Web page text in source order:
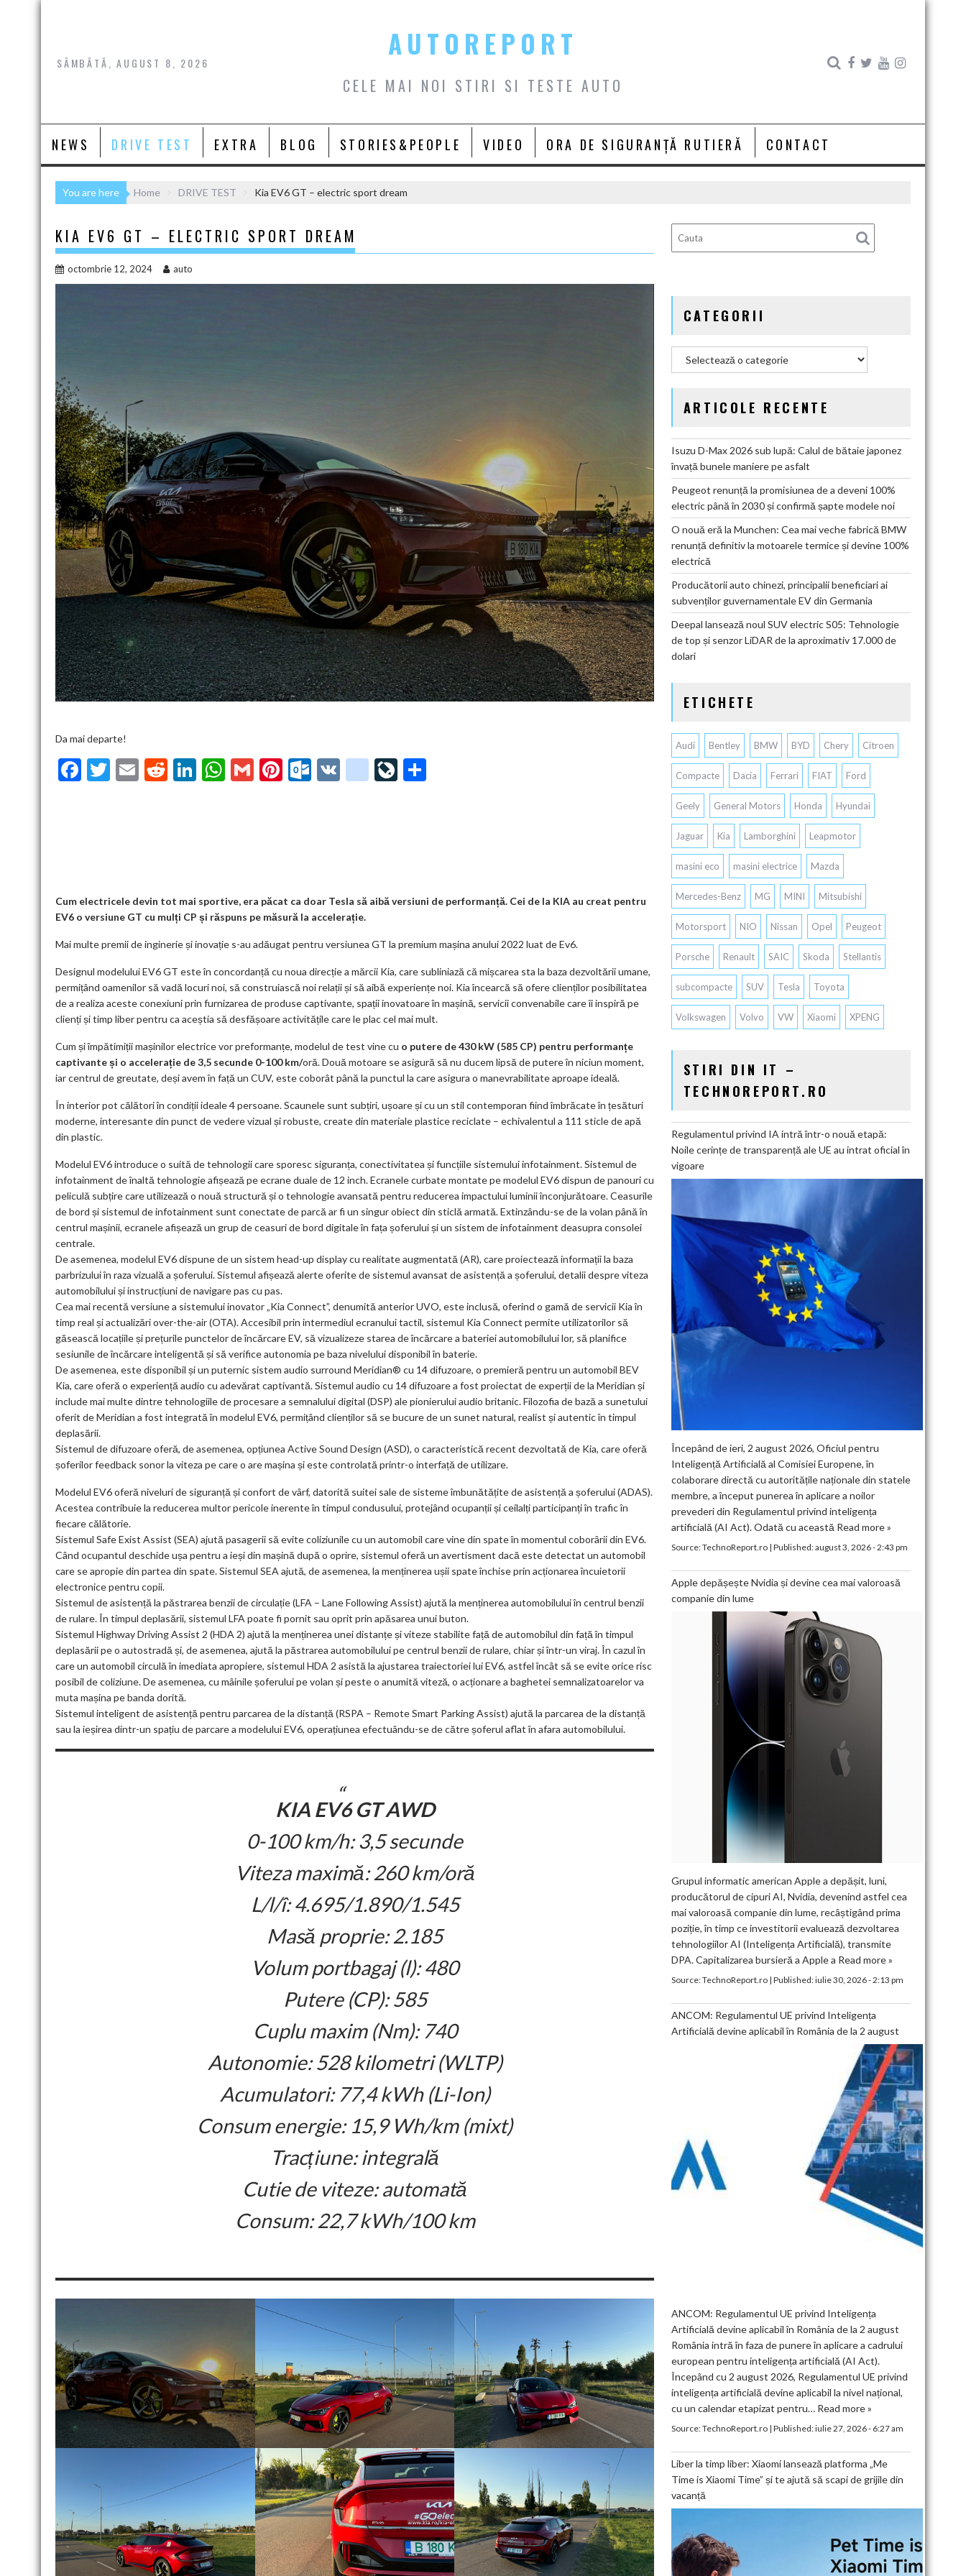
Skip
SÂMBĂTĂ, AUGUST 8, 2026
AUTOREPORT
CELE MAI NOI STIRI SI TESTE AUTO
NEWS DRIVE TEST EXTRA BLOG STORIES&PEOPLE VIDEO ORA DE SIGURANȚĂ RUTIERĂ CONTACT
You are here Home DRIVE TEST Kia EV6 GT – electric sport dream
KIA EV6 GT – ELECTRIC SPORT DREAM
octombrie 12, 2024 auto
Da mai departe!
F
k
T
E
R
Li W
p
G
Pi O
m
V
g
o
k
m
ar
ks
Li
Cum electricele devin tot mai sportive, era păcat ca doar Tesla să aibă versiuni de performanță. Cei de la KIA au creat pentru
EV6 o versiune GT cu mulți CP și răspuns pe măsură la accelerație.
Mai multe premii de inginerie și inovație s-au adăugat pentru versiunea GT la premium mașina anului 2022 luat de Ev6.
Designul modelului EV6 GT este în concordanță cu noua direcție a mărcii Kia, care subliniază că mișcarea sta la baza dezvoltării umane,
permițând oamenilor să vadă locuri noi, să construiască noi relații și să aibă experiențe noi. Kia încearcă să ofere clienților posibilitatea
de a realiza aceste conexiuni prin furnizarea de produse captivante, spații inovatoare în mașină, servicii convenabile care îi inspiră pe
clienți și timp liber pentru ca aceștia să desfășoare activitățile care le plac cel mai mult.
Cum și împătimiții mașinilor electrice vor preformanțe, modelul de test vine cu o putere de 430 kW (585 CP) pentru performanțe
captivante și o accelerație de 3,5 secunde 0-100 km/oră. Două motoare se asigură să nu ducem lipsă de putere în niciun moment,
iar centrul de greutate, deși avem în față un CUV, este coborât până la punctul la care asigura o manevrabilitate aproape ideală.
În interior pot călători în condiții ideale 4 persoane. Scaunele sunt subțiri, ușoare și cu un stil contemporan fiind îmbrăcate în țesături
moderne, interesante din punct de vedere vizual și robuste, create din materiale plastice reciclate – echivalentul a 111 sticle de apă
din plastic.
Modelul EV6 introduce o suită de tehnologii care sporesc siguranța, conectivitatea și funcțiile sistemului infotainment. Sistemul de
infotainment de înaltă tehnologie afișează pe ecrane duale de 12 inch. Ecranele curbate montate pe modelul EV6 dispun de panouri cu
peliculă subțire care utilizează o nouă structură și o tehnologie avansată pentru reducerea impactului luminii înconjurătoare. Ceasurile
de bord și sistemul de infotainment sunt conectate de parcă ar fi un singur obiect din sticlă armată. Extinzându-se de la volan până în
centrul mașinii, ecranele afișează un grup de ceasuri de bord digitale în fața șoferului și un sistem de infotainment deasupra consolei
centrale.
De asemenea, modelul EV6 dispune de un sistem head-up display cu realitate augmentată (AR), care proiectează informații la baza
parbrizului în raza vizuală a șoferului. Sistemul afișează alerte oferite de sistemul avansat de asistență a șoferului, detalii despre viteza
automobilului și instrucțiuni de navigare pas cu pas.
Cea mai recentă versiune a sistemului inovator „Kia Connect”, denumită anterior UVO, este inclusă, oferind o gamă de servicii Kia în
timp real și actualizări over-the-air (OTA). Accesibil prin intermediul ecranului tactil, sistemul Kia Connect permite utilizatorilor să
găsească locațiile și prețurile punctelor de încărcare EV, să vizualizeze starea de încărcare a bateriei automobilului lor, să planifice
sesiunile de încărcare inteligentă și să verifice autonomia pe baza nivelului disponibil în baterie.
De asemenea, este disponibil și un puternic sistem audio surround Meridian® cu 14 difuzoare, o premieră pentru un automobil BEV
Kia, care oferă o experiență audio cu adevărat captivantă. Sistemul audio cu 14 difuzoare a fost proiectat de experții de la Meridian și
include mai multe dintre tehnologiile de procesare a semnalului digital (DSP) ale pionierului audio britanic. Filozofia de bază a sunetului
oferit de Meridian a fost integrată în modelul EV6, permițând clienților să se bucure de un sunet natural, realist și autentic în timpul
deplasării.
Sistemul de difuzoare oferă, de asemenea, opțiunea Active Sound Design (ASD), o caracteristică recent dezvoltată de Kia, care oferă
șoferilor feedback sonor la viteza pe care o are mașina și este controlată printr-o interfață de utilizare.
Modelul EV6 oferă niveluri de siguranță și confort de vârf, datorită suitei sale de sisteme îmbunătățite de asistență a șoferului (ADAS).
Acestea contribuie la reducerea multor pericole inerente în timpul condusului, protejând ocupanții și ceilalți participanți în trafic în
fiecare călătorie.
Sistemul Safe Exist Assist (SEA) ajută pasagerii să evite coliziunile cu un automobil care vine din spate în momentul coborârii din EV6.
Când ocupantul deschide ușa pentru a ieși din mașină după o oprire, sistemul oferă un avertisment dacă este detectat un automobil
care se apropie din partea din spate. Sistemul SEA ajută, de asemenea, la menținerea ușii spate închise prin acționarea încuietorii
electronice pentru copii.
Sistemul de asistență la păstrarea benzii de circulație (LFA – Lane Following Assist) ajută la menținerea automobilului în centrul benzii
de rulare. În timpul deplasării, sistemul LFA poate fi pornit sau oprit prin apăsarea unui buton.
Sistemul Highway Driving Assist 2 (HDA 2) ajută la menținerea unei distanțe și viteze stabilite față de automobilul din față în timpul
deplasării pe o autostradă și, de asemenea, ajută la păstrarea automobilului pe centrul benzii de rulare, chiar și într-un viraj. În cazul în
care un automobil circulă în imediata apropiere, sistemul HDA 2 asistă la ajustarea traiectoriei lui EV6, astfel încât să se evite orice risc
posibil de coliziune. De asemenea, cu mâinile șoferului pe volan și peste o anumită viteză, o acționare a baghetei semnalizatoarelor va
muta mașina pe banda dorită.
Sistemul inteligent de asistență pentru parcarea de la distanță (RSPA – Remote Smart Parking Assist) ajută la parcarea de la distanță
sau la ieșirea dintr-un spațiu de parcare a modelului EV6, operațiunea efectuându-se de către șoferul aflat în afara automobilului.
KIA EV6 GT AWD
0-100 km/h: 3,5 secunde
Viteza maximă: 260 km/oră
L/l/î: 4.695/1.890/1.545
Masă proprie: 2.185
Volum portbagaj (l): 480
Putere (CP): 585
Cuplu maxim (Nm): 740
Autonomie: 528 kilometri (WLTP)
Acumulatori: 77,4 kWh (Li-Ion)
Consum energie: 15,9 Wh/km (mixt)
Tracțiune: integrală
Cutie de viteze: automată
Consum: 22,7 kWh/100 km
CATEGORII
ARTICOLE RECENTE
Isuzu D-Max 2026 sub lupă: Calul de bătaie japonez
învață bunele maniere pe asfalt
Peugeot renunță la promisiunea de a deveni 100%
electric până în 2030 și confirmă șapte modele noi
O nouă eră la Munchen: Cea mai veche fabrică BMW
renunță definitiv la motoarele termice și devine 100%
electrică
Producătorii auto chinezi, principalii beneficiari ai
subvenților guvernamentale EV din Germania
Deepal lansează noul SUV electric S05: Tehnologie
de top și senzor LiDAR de la aproximativ 17.000 de
dolari
ETICHETE
Audi Bentley BMW BYD Chery Citroen
Compacte Dacia Ferrari FIAT Ford
Geely General Motors Honda Hyundai
Jaguar Kia Lamborghini Leapmotor
masini eco masini electrice Mazda
Mercedes-Benz MG MINI Mitsubishi
Motorsport NIO Nissan Opel Peugeot
Porsche Renault SAIC Skoda Stellantis
subcompacte SUV Tesla Toyota
Volkswagen Volvo VW Xiaomi XPENG
STIRI DIN IT –
TECHNOREPORT.RO
Regulamentul privind IA intră într-o nouă etapă:
Noile cerințe de transparență ale UE au intrat oficial în
vigoare
Începând de ieri, 2 august 2026, Oficiul pentru
Inteligență Artificială al Comisiei Europene, în
colaborare directă cu autoritățile naționale din statele
membre, a început punerea în aplicare a noilor
prevederi din Regulamentul privind inteligența
artificială (AI Act). Odată cu această Read more »
Source:TechnoReport.ro| Published:august 3, 2026 - 2:43 pm
Apple depășește Nvidia și devine cea mai valoroasă
companie din lume
Grupul informatic american Apple a depășit, luni,
producătorul de cipuri AI, Nvidia, devenind astfel cea
mai valoroasă companie din lume, recâștigând prima
poziție, în timp ce investitorii evaluează dezvoltarea
tehnologiilor AI (Inteligența Artificială), transmite
DPA. Capitalizarea bursieră a Apple a Read more »
Source:TechnoReport.ro| Published:iulie 30, 2026 - 2:13 pm
ANCOM: Regulamentul UE privind Inteligența
Artificială devine aplicabil în România de la 2 august
ANCOM: Regulamentul UE privind Inteligența
Artificială devine aplicabil în România de la 2 august
România intră în faza de punere în aplicare a cadrului
european pentru inteligența artificială (AI Act).
Începând cu 2 august 2026, Regulamentul UE privind
inteligența artificială devine aplicabil la nivel național,
cu un calendar etapizat pentru… Read more »
Source:TechnoReport.ro| Published:iulie 27, 2026 - 6:27 am
Liber la timp liber: Xiaomi lansează platforma „Me
Time is Xiaomi Time” și te ajută să scapi de grijile din
vacanță